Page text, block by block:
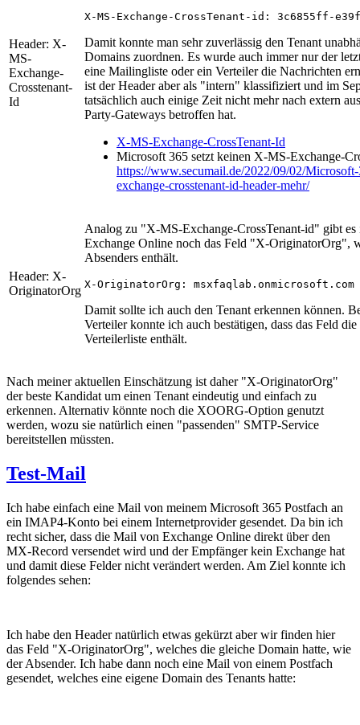
Header: X-
MS-
Exchange-
Crosstenant-
Id
X-MS-Exchange-CrossTenant-id: 3c6855ff-
Damit konnte man sehr zuverlässig den Tenant
Domains zuordnen. Es wurde auch immer nur der
eine Mailingliste oder ein Verteiler die Nachrichten
ist der Header aber als "intern" klassifiziert und im
tatsächlich auch einige Zeit nicht mehr nach extern
Party-Gateways betroffen hat.
X-MS-Exchange-CrossTenant-Id
Microsoft 365 setzt keinen X-MS-Exchange-
https://www.secumail.de/2022/09/02/
exchange-crosstenant-id-header-mehr/
Header: X-
OriginatorOrg
Analog zu "X-MS-Exchange-CrossTenant-id" gibt
Exchange Online noch das Feld "X-OriginatorOrg",
Absenders enthält.
X-OriginatorOrg: msxfaqlab.onmicrosoft.com
Damit sollte ich auch den Tenant erkennen können.
Verteiler konnte ich auch bestätigen, dass das Feld
Verteilerliste enthält.
Nach meiner aktuellen Einschätzung ist daher "X-OriginatorOrg"
der beste Kandidat um einen Tenant eindeutig und einfach zu
erkennen. Alternativ könnte noch die XOORG-Option genutzt
werden, wozu sie natürlich einen "passenden" SMTP-Service
bereitstellen müssten.
Test-Mail
Ich habe einfach eine Mail von meinem Microsoft 365 Postfach an
ein IMAP4-Konto bei einem Internetprovider gesendet. Da bin ich
recht sicher, dass die Mail von Exchange Online direkt über den
MX-Record versendet wird und der Empfänger kein Exchange hat
und damit diese Felder nicht verändert werden. Am Ziel konnte ich
folgendes sehen:
Ich habe den Header natürlich etwas gekürzt aber wir finden hier
das Feld "X-OriginatorOrg", welches die gleiche Domain hatte, wie
der Absender. Ich habe dann noch eine Mail von einem Postfach
gesendet, welches eine eigene Domain des Tenants hatte: